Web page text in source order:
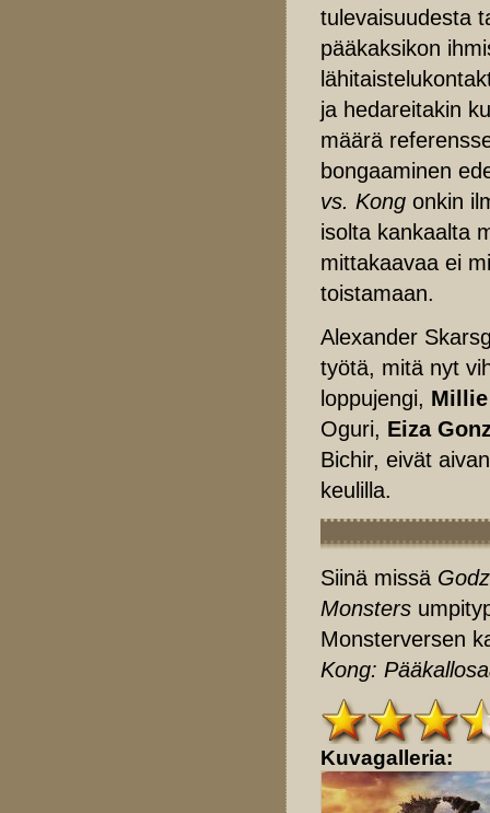
tulevaisuudesta
pääkaksikon
ja hedareitakin
määrä
bongaaminen
vs. Kong onkin
isolta kankaalta
mittakaavaa ei
toistamaan.
Alexander
työtä, mitä nyt
loppujengi,
Oguri, Eiza
Bichir, eivät
keulilla.
Siinä missä
Monsters
Monsterversen
Kong:
Kuvagalleria: